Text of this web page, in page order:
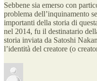
Sebbene sia emerso con
problema dell’inquinamento
importanti della storia di
nel 2014, fu il destinatario
storia inviata da Satoshi
l’identità del creatore (o